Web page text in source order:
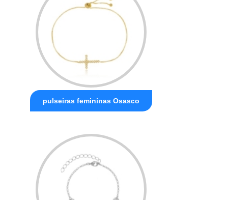
pulseiras femininas Osasco